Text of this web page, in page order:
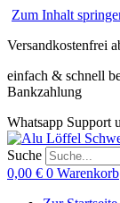
Zum Inhalt
Versandkostenfrei
einfach & schnell
Bankzahlung
Whatsapp Support
Suche
0,00 € 0 Warenkorb